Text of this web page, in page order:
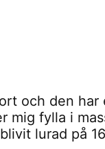
och den
mig fylla i
lurad på